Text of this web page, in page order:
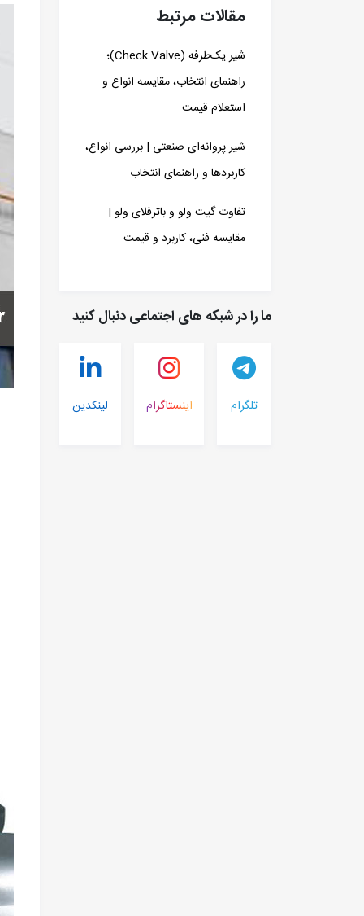
مقالات مرتبط
شیر یک‌طرفه (Check Valve)؛
راهنمای انتخاب، مقایسه انواع و
استعلام قیمت
شیر پروانه‌ای صنعتی | بررسی انواع،
کاربردها و راهنمای انتخاب
تفاوت گیت ولو و باترفلای ولو |
مقایسه فنی، کاربرد و قیمت
ما را در شبکه های اجتماعی دنبال کنید
تلگرام اینستاگرام لینکدین